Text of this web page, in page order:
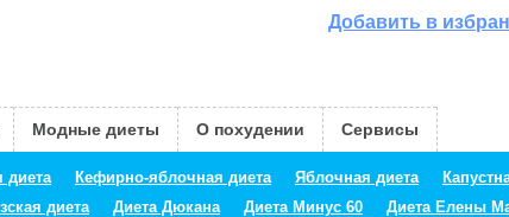
Добавить в
диета Кефирно-яблочная диета Яблочная диета
диета Диета Дюкана Диета Минус 60
Диета Елены
Модные диеты О похудении Сервисы